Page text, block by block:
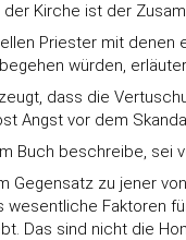
der Kirche ist der
Priester mit denen
würden,
dass die
Angst vor dem
Buch beschreibe, sei
Gegensatz zu jener
wesentliche Faktoren
Das sind nicht die